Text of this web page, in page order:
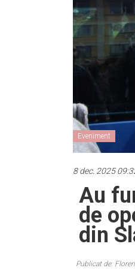
Eveniment
8 dec. 2025
Au
de
din
Publicat de: